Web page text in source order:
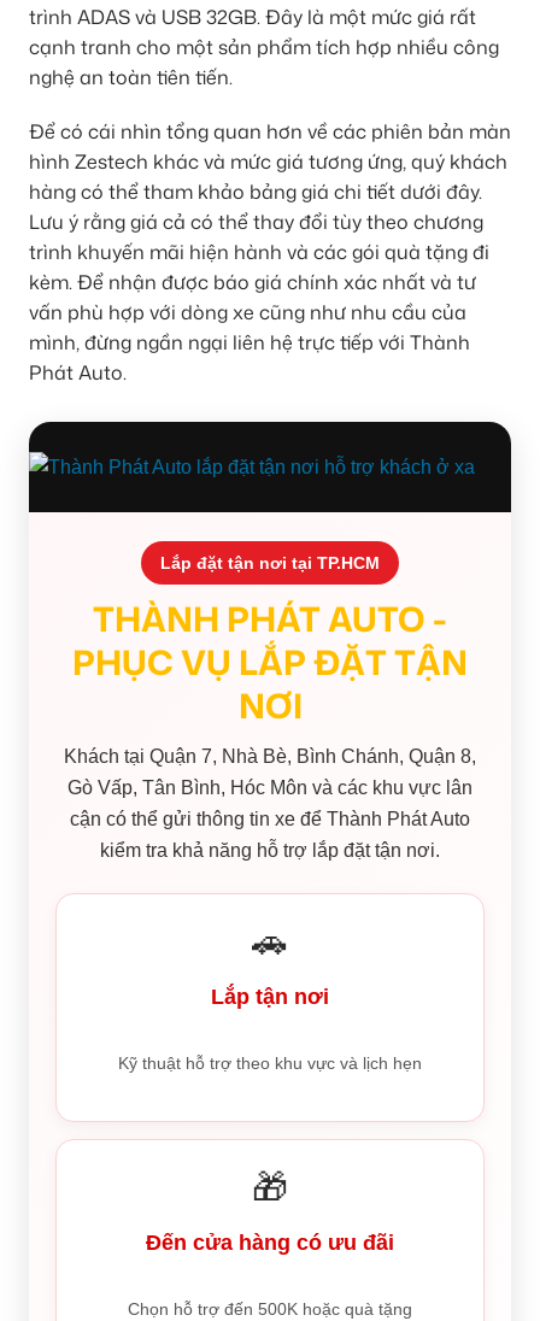
trình ADAS và USB 32GB. Đây là một mức giá rất
cạnh tranh cho một sản phẩm tích hợp nhiều công
nghệ an toàn tiên tiến.
Để có cái nhìn tổng quan hơn về các phiên bản màn
hình Zestech khác và mức giá tương ứng, quý khách
hàng có thể tham khảo bảng giá chi tiết dưới đây.
Lưu ý rằng giá cả có thể thay đổi tùy theo chương
trình khuyến mãi hiện hành và các gói quà tặng đi
kèm. Để nhận được báo giá chính xác nhất và tư
vấn phù hợp với dòng xe cũng như nhu cầu của
mình, đừng ngần ngại liên hệ trực tiếp với Thành
Phát Auto.
Lắp đặt tận nơi tại TP.HCM
THÀNH PHÁT AUTO -
PHỤC VỤ LẮP ĐẶT TẬN
NƠI
Khách tại Quận 7, Nhà Bè, Bình Chánh, Quận 8,
Gò Vấp, Tân Bình, Hóc Môn và các khu vực lân
cận có thể gửi thông tin xe để Thành Phát Auto
kiểm tra khả năng hỗ trợ lắp đặt tận nơi.
🚗
Lắp tận nơi
Kỹ thuật hỗ trợ theo khu vực và lịch hẹn
🎁
Đến cửa hàng có ưu đãi
Chọn hỗ trợ đến 500K hoặc quà tặng